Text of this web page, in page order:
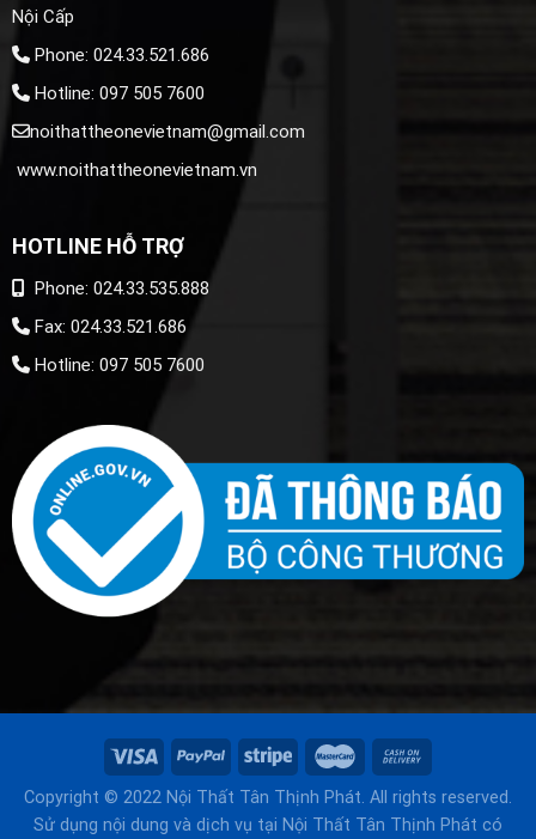
Nội Cấp
Phone: 024.33.521.686
Hotline: 097 505 7600
noithattheonevietnam@gmail.com
www.noithattheonevietnam.vn
HOTLINE HỖ TRỢ
Phone: 024.33.535.888
Fax: 024.33.521.686
Hotline: 097 505 7600
Copyright © 2022 Nội Thất Tân Thịnh Phát. All rights reserved.
Sử dụng nội dung và dịch vụ tại Nội Thất Tân Thịnh Phát có